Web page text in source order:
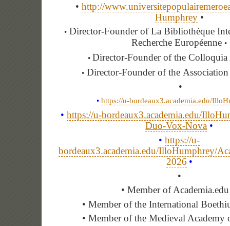
• http://
Humphrey•
• Director-Founder of La Bibliothèque
Recherche Européenne •
• Director-Founder of the
• Director-Founder of the
•
•https://u-bordeaux3.academia.edu/
•https://u-bordeaux3.academia.edu/
Duo-Vox-Nova •
•https://u-
bordeaux3.academia.edu/IlloHumphrey/
2026 •
•
• Member of
• Member of the International
• Member of the Medieval Academy